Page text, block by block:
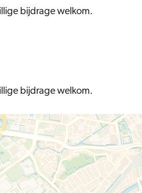
bijdrage welkom.
bijdrage welkom.